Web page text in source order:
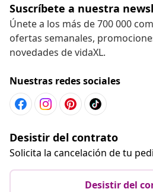
Suscríbete a nuestra
Únete a los más de 700 000
ofertas semanales,
novedades de vidaXL.
Nuestras redes sociales
Desistir del contrato
Solicita la cancelación de tu
Desistir del